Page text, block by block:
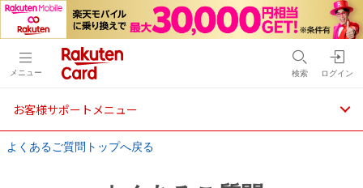
メニュー 検索 ログイン
お客様サポートメニュー
よくあるご質問トップへ戻る